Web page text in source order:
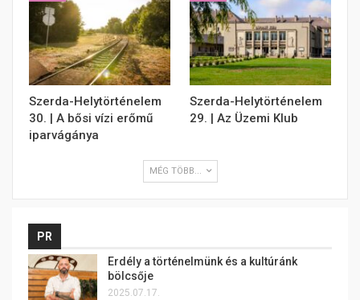
Szerda-Helytörténelem
30. | A bősi vízi erőmű
iparvágánya
Szerda-Helytörténelem
29. | Az Üzemi Klub
MÉG TÖBB...
PR
Erdély a történelmünk és a kultúránk
bölcsője
2025.07.17.